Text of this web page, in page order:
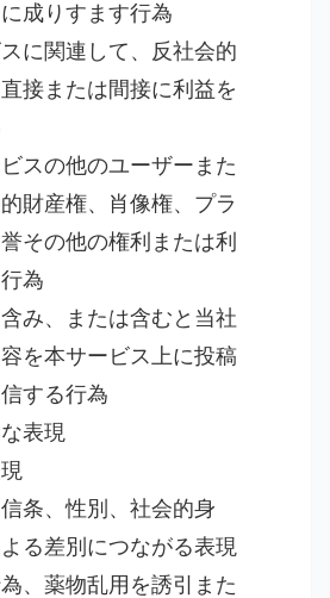
成りすます行為
に関連して、反社会的
接または間接に利益を
スの他のユーザーまた
財産権、肖像権、プラ
その他の権利または利
為
み、または含むと当社
を本サービス上に投稿
する行為
表現
条、性別、社会的身
る差別につながる表現
、薬物乱用を誘引また